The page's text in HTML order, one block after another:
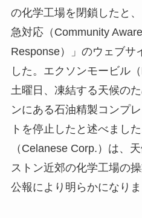
の化学工場を閉鎖したと
急対応（Community
Response）」のウェブサ
した。エクソンモービル
土曜日、凍結する天候の
ンにある石油精製コンプ
トを停止したと述べまし
（Celanese Corp.）は、
ストン近郊の化学工場の
公報により明らかになりま